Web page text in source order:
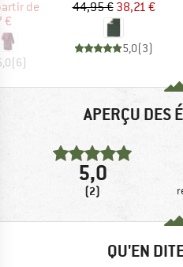
réduit
de
€
(6)
Prix
44,95 €Prix réduit
38,21 €
5,0(3)
APERÇU DES
5,0
(2)
QU'EN